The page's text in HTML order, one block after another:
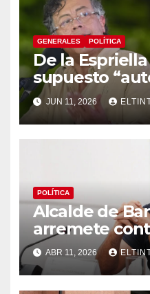
GENERALES POLÍTICA
De la
supuesto
legislativo”
suspender
a Petro
JUN 11, 2026
POLÍTICA
Alcalde de
arremete
«Protegen es
ABR 11, 2026